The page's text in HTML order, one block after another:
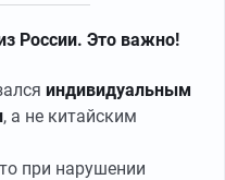
России. Это важно!
индивидуальным
, а не китайским
при нарушении